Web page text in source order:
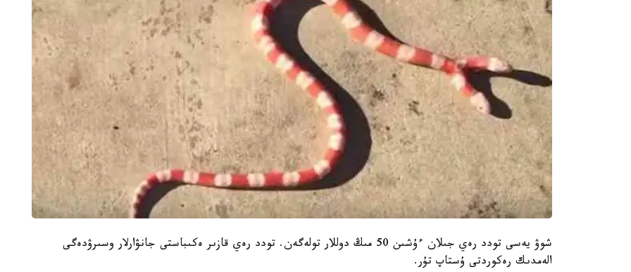
شوۋ يەسى تودد رەي جىلان ءۇشىن 50 مىڭ دوللار تولەگەن. تودد رەي قازىر ەكىباستى جانۋارلار وسىرۋدەگى
الەمدىك رەكوردتى ۇستاپ تۇر.